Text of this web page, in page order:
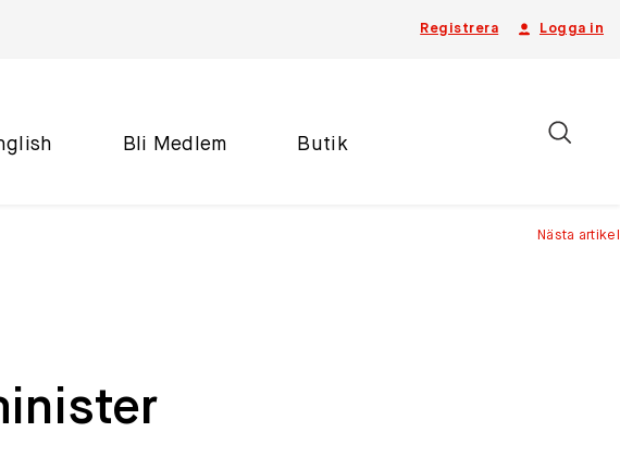
Registrera Logga in
Bli Medlem Butik
Nästa artikel